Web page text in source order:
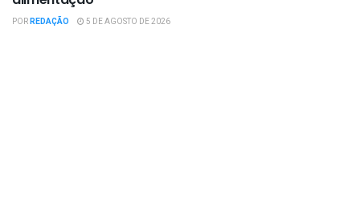
PORREDAÇÃO 5 DE AGOSTO DE 2026